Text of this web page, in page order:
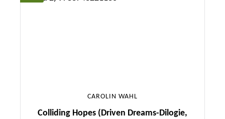
CAROLIN WAHL
Colliding Hopes (Driven Dreams-Dilogie,